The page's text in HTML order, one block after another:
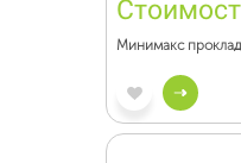
Минимакс